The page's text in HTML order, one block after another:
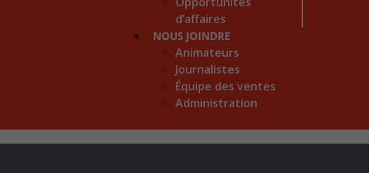
d’affaires
NOUS JOINDRE
Animateurs
Journalistes
Équipe des ventes
Administration